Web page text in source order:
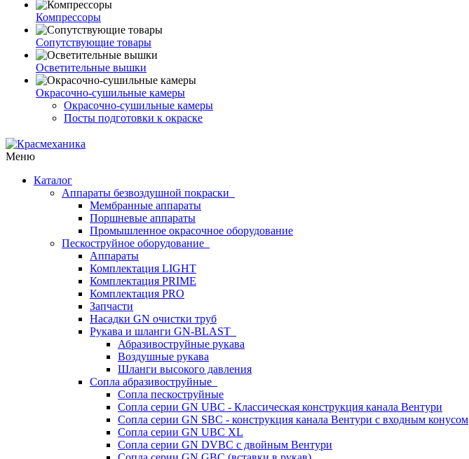
Компрессоры
Сопутствующие товары
Осветительные вышки
Окрасочно-сушильные камеры
Окрасочно-сушильные камеры
Посты подготовки к окраске
Меню
Каталог
Аппараты безвоздушной покраски
Мембранные аппараты
Поршневые аппараты
Промышленное окрасочное оборудование
Пескоструйное оборудование
Аппараты
Комплектация LIGHT
Комплектация PRIME
Комплектация PRO
Запчасти
Насадки GN очистки труб
Рукава и шланги GN-BLAST
Абразивоструйные рукава
Воздушные рукава
Шланги высокого давления
Сопла абразивоструйные
Сопла пескоструйные
Сопла серии GN UBC - Классическая конструкция канала Вентури
Сопла серии GN SBC - конструкция канала Вентури c входным конусом
Сопла серии GN UBC XL
Сопла серии GN DVBC с двойным Вентури